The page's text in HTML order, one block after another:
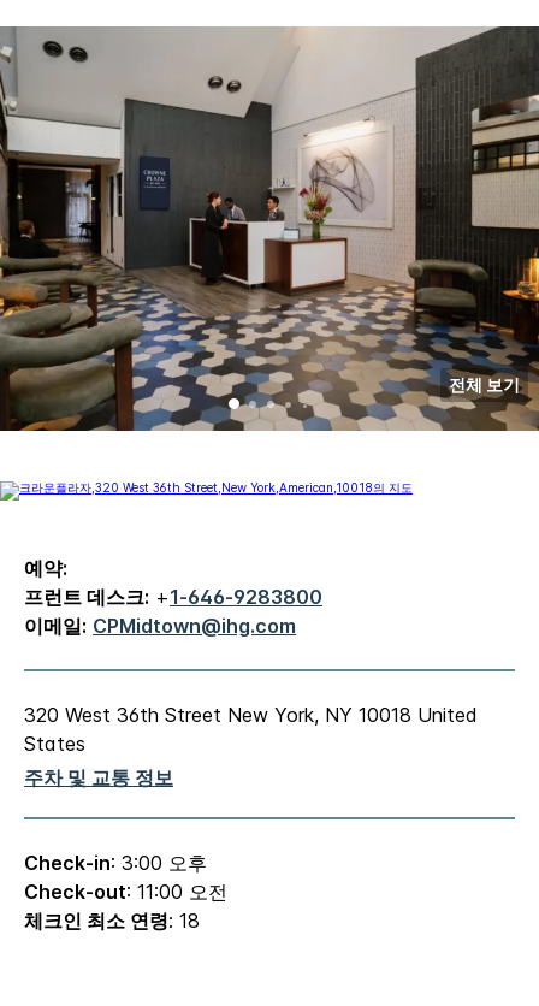
전체 보기
예약:
프런트 데스크: +1-646-9283800
이메일: CPMidtown@ihg.com
320 West 36th Street New York, NY 10018 United
States
주차 및 교통 정보
Check-in: 3:00 오후
Check-out: 11:00 오전
체크인 최소 연령: 18